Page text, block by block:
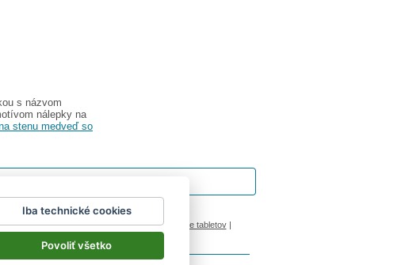
s názvom
nálepky na
stenu medveď so
poriadok|Impressum
na zeď|hodinový manžel česká lípa|porovnanie tabletov|
Iba technické cookies
Povoliť všetko